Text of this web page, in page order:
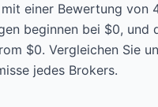
einer Bewertung von
beginnen bei $0, und
$0. Vergleichen Sie
jedes Brokers.